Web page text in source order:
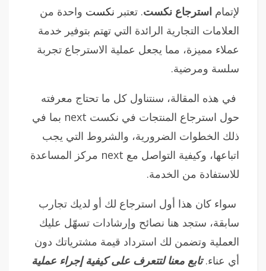
لإتمام استرجاع نكست. تعتبر نكست واحدة من
العلامات التجارية الرائدة التي تهتم بتوفير خدمة
عملاء مميزة، مما يجعل عملية الاسترجاع تجربة
سلسة ومرضية.
في هذه المقالة، سنتناول كل ما تحتاج معرفته
حول استرجاع المنتجات في نكست next بما في
ذلك الخطوات الضرورية، والشروط التي يجب
اتباعها، وكيفية التواصل مع next مركز المساعدة
للاستفادة من الخدمة.
سواء كان هذا أول استرجاع لك أو لديك تجارب
سابقة، ستجد هنا نصائح وإرشادات تسهّل عليك
العملية وتضمن لك استرداد قيمة مشترياتك دون
أي عناء.تابع معنا لتتعرف على كيفية إجراء عملية